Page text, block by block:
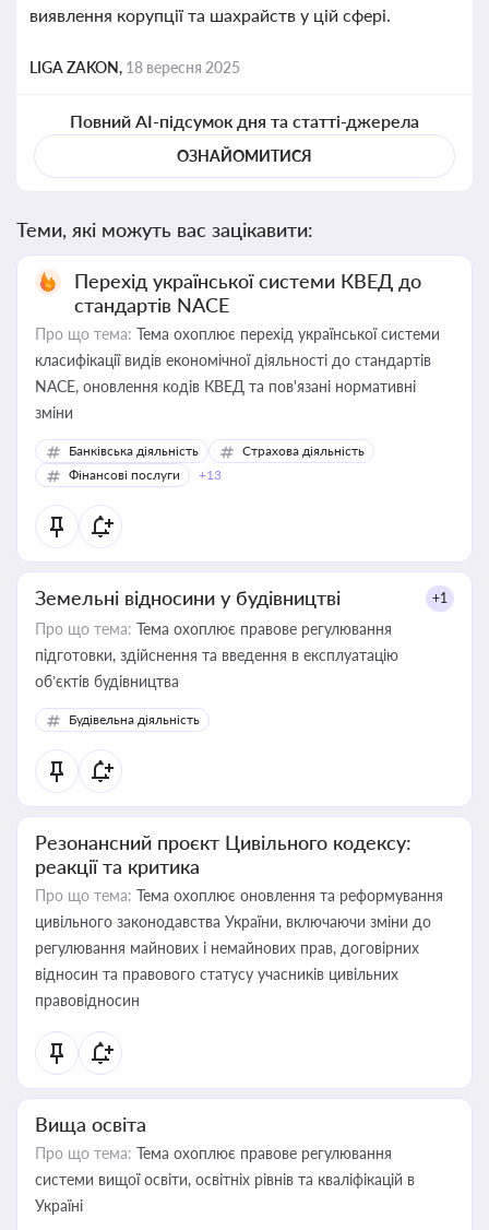
виявлення корупції та шахрайств у цій сфері.
LIGA ZAKON, 18 вересня 2025
Повний AI-підсумок дня та статті-джерела
ОЗНАЙОМИТИСЯ
Теми, які можуть вас зацікавити:
Перехід української системи КВЕД до
стандартів NACE
Про що тема: Тема охоплює перехід української системи
класифікації видів економічної діяльності до стандартів
NACE, оновлення кодів КВЕД та пов'язані нормативні
зміни
Банківська діяльність
Страхова діяльність
Фінансові послуги
+13
Земельні відносини у будівництві +1
Про що тема: Тема охоплює правове регулювання
підготовки, здійснення та введення в експлуатацію
об’єктів будівництва
Будівельна діяльність
Резонансний проєкт Цивільного кодексу:
реакції та критика
Про що тема: Тема охоплює оновлення та реформування
цивільного законодавства України, включаючи зміни до
регулювання майнових і немайнових прав, договірних
відносин та правового статусу учасників цивільних
правовідносин
Вища освіта
Про що тема: Тема охоплює правове регулювання
системи вищої освіти, освітніх рівнів та кваліфікацій в
Україні